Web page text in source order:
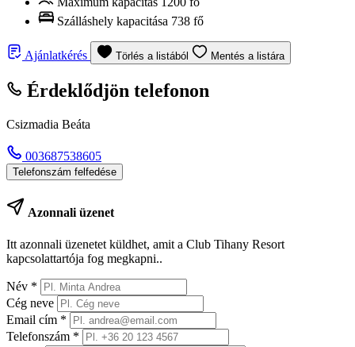
Szálláshely kapacitása 738 fő
Ajánlatkérés Törlés a listából Mentés a listára
Érdeklődjön telefonon
Csizmadia Beáta
003687538605
Telefonszám felfedése
Azonnali üzenet
Itt azonnali üzenetet küldhet, amit a Club Tihany Resort
kapcsolattartója fog megkapni..
Név *
Cég neve
Email cím *
Telefonszám *